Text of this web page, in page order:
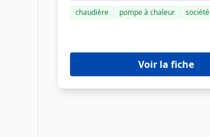
chaudière
pompe à chaleur société
Voir la fiche